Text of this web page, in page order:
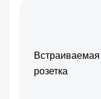
Встраиваемая
розетка